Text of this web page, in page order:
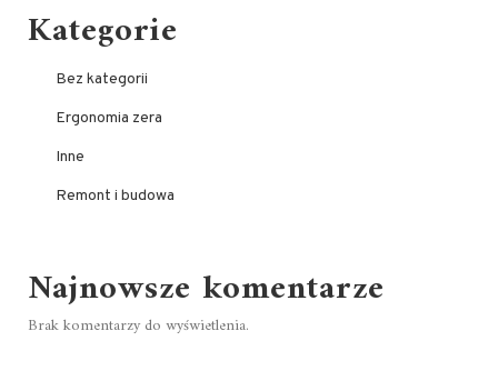
Kategorie
Bez kategorii
Ergonomia zera
Inne
Remont i budowa
Najnowsze komentarze
Brak komentarzy do wyświetlenia.